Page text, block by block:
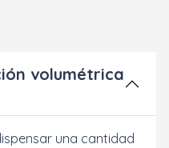
volumétrica
una cantidad